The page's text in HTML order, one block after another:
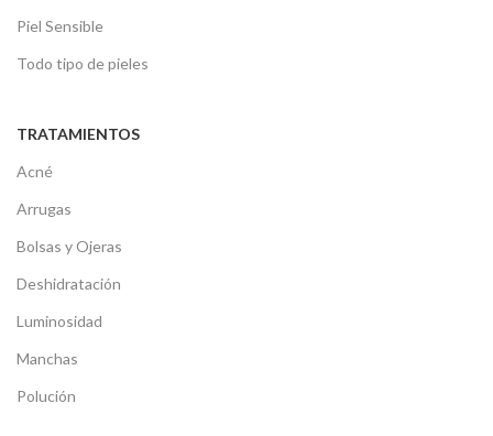
Piel Sensible
Todo tipo de pieles
TRATAMIENTOS
Acné
Arrugas
Bolsas y Ojeras
Deshidratación
Luminosidad
Manchas
Polución